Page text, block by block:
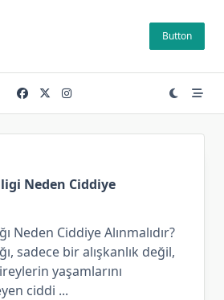
Button
Neden Ciddiye
Neden Ciddiye Alınmalıdır?
sadece bir alışkanlık değil,
yaşamlarını
ciddi ...